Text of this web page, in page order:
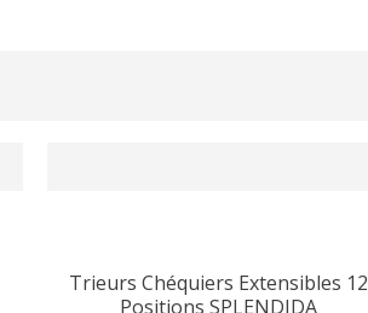
Trieurs Chéquiers Extensibles 12
Positions SPLENDIDA